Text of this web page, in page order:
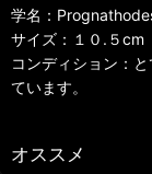
学名：
サイズ：１０.５cm
コンディション：
ています。
オススメ